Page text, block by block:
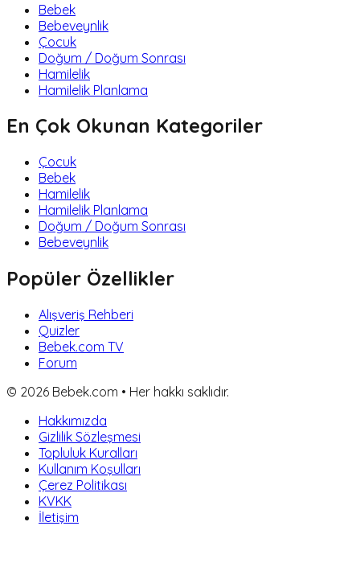
Bebek
Bebeveynlik
Çocuk
Doğum / Doğum Sonrası
Hamilelik
Hamilelik Planlama
En Çok Okunan Kategoriler
Çocuk
Bebek
Hamilelik
Hamilelik Planlama
Doğum / Doğum Sonrası
Bebeveynlik
Popüler Özellikler
Alışveriş Rehberi
Quizler
Bebek.com TV
Forum
© 2026 Bebek.com • Her hakkı saklıdır.
Hakkımızda
Gizlilik Sözleşmesi
Topluluk Kuralları
Kullanım Koşulları
Çerez Politikası
KVKK
İletişim